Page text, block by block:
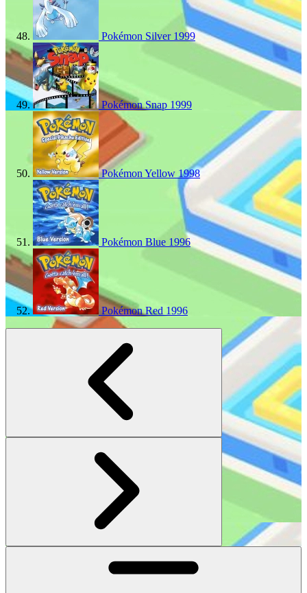
Pokémon Silver 1999
Pokémon Snap 1999
Pokémon Yellow 1998
Pokémon Blue 1996
Pokémon Red 1996